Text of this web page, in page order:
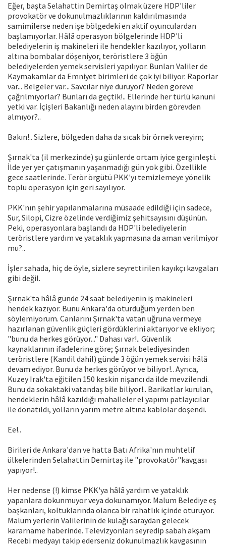
Eğer, başta Selahattin Demirtaş olmak üzere HDP'liler
provokatör ve dokunulmazlıklarının kaldırılmasında
samimilerse neden işe bölgedeki en aktif oyunculardan
başlamıyorlar. Hâlâ operasyon bölgelerinde HDP'li
belediyelerin iş makineleri ile hendekler kazılıyor, yolların
altına bombalar döşeniyor, teröristlere 3 öğün
belediyelerden yemek servisleri yapılıyor. Bunları Valiler de
Kaymakamlar da Emniyet birimleri de çok iyi biliyor. Raporlar
var... Belgeler var... Savcılar niye duruyor? Neden göreve
çağrılmıyorlar? Bunları da geçtik!.. Ellerinde her türlü kanuni
yetki var. İçişleri Bakanlığı neden alayını birden görevden
almıyor?..
Bakın!.. Sizlere, bölgeden daha da sıcak bir örnek vereyim;
Şırnak'ta (il merkezinde) şu günlerde ortam iyice gerginleşti.
İlde yer yer çatışmanın yaşanmadığı gün yok gibi. Özellikle
gece saatlerinde. Terör örgütü PKK'yı temizlemeye yönelik
toplu operasyon için geri sayılıyor.
PKK'nın şehir yapılanmalarına müsaade edildiği için sadece,
Sur, Silopi, Cizre özelinde verdiğimiz şehitsayısını düşünün.
Peki, operasyonlara başlandı da HDP'li belediyelerin
teröristlere yardım ve yataklık yapmasına da aman verilmiyor
mu?..
İşler sahada, hiç de öyle, sizlere seyrettirilen kayıkçı kavgaları
gibi değil.
Şırnak'ta hâlâ günde 24 saat belediyenin iş makineleri
hendek kazıyor. Bunu Ankara'da oturduğum yerden ben
söylemiyorum. Canlarını Şırnak'ta vatan uğruna vermeye
hazırlanan güvenlik güçleri gördüklerini aktarıyor ve ekliyor;
"bunu da herkes görüyor..." Dahası var!.. Güvenlik
kaynaklarının ifadelerine göre; Şırnak belediyesinden
teröristlere (Kandil dahil) günde 3 öğün yemek servisi hâlâ
devam ediyor. Bunu da herkes görüyor ve biliyor!.. Ayrıca,
Kuzey Irak'ta eğitilen 150 keskin nişancı da ilde mevzilendi.
Bunu da sokaktaki vatandaş bile biliyor!.. Barikatlar kurulan,
hendeklerin hâlâ kazıldığı mahalleler el yapımı patlayıcılar
ile donatıldı, yolların yarım metre altına kablolar döşendi.
Ee!..
Birileri de Ankara'dan ve hatta Batı Afrika'nın muhtelif
ülkelerinden Selahattin Demirtaş ile "provokatör"kavgası
yapıyor!..
Her nedense (!) kimse PKK'ya hâlâ yardım ve yataklık
yapanlara dokunmuyor veya dokunamıyor. Malum Belediye eş
başkanları, koltuklarında olanca bir rahatlık içinde oturuyor.
Malum yerlerin Valilerinin de kulağı saraydan gelecek
kararname haberinde. Televizyonları seyredip sabah akşam
Recebi medyayı takip ederseniz dokunulmazlık kavgasının